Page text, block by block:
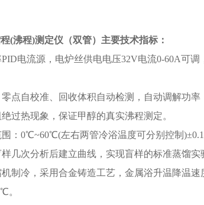
(沸程)测定仪（双管） 主要技术指标：
电流源，电炉丝供电电压32V电流0-60A可
点自校准、回收体积自动检测，自动调解功率
过热现象，保证甲醇的真实沸程测定。
：0℃~60℃(左右两管冷浴温度可分别控制
几次分析后建立曲线，实现盲样的标准蒸馏实
制冷，采用合金铸造工艺，金属浴升温降温
。